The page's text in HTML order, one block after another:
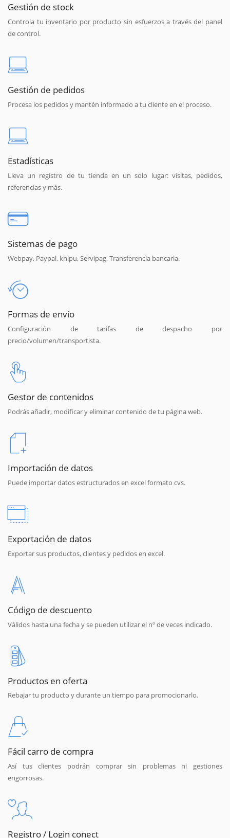
Gestión de stock
Controla tu inventario por producto sin esfuerzos a través del panel
de control.
Gestión de pedidos
Procesa los pedidos y mantén informado a tu cliente en el proceso.
Estadísticas
Lleva un registro de tu tienda en un solo lugar: visitas, pedidos,
referencias y más.
Sistemas de pago
Webpay, Paypal, khipu, Servipag, Transferencia bancaria.
Formas de envío
Configuración de tarifas de despacho por
precio/volumen/transportista.
Gestor de contenidos
Podrás añadir, modificar y eliminar contenido de tu página web.
Importación de datos
Puede importar datos estructurados en excel formato cvs.
Exportación de datos
Exportar sus productos, clientes y pedidos en excel.
Código de descuento
Válidos hasta una fecha y se pueden utilizar el nº de veces indicado.
Productos en oferta
Rebajar tu producto y durante un tiempo para promocionarlo.
Fácil carro de compra
Así tus clientes podrán comprar sin problemas ni gestiones
engorrosas.
Registro / Login conect